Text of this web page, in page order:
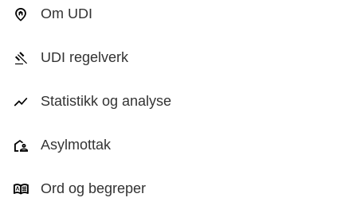
Om UDI
UDI regelverk
Statistikk og analyse
Asylmottak
Ord og begreper